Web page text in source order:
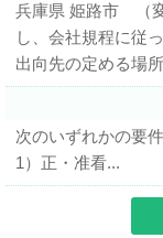
兵庫県 姫路市 （
し、会社規程に従
出向先の定める場所
次のいずれかの要
1）正・准看...